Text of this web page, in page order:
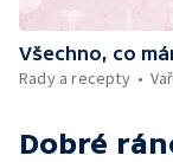
Všechno, co
Rady a recepty
Dobré